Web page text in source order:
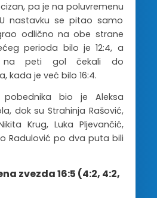
pa je na poluvremenu
nastavku se pitao samo
odlično na obe strane
perioda bilo je 12:4, a
na peti gol čekali do
kada je već bilo 16:4.
pobednika bio je Aleksa
dok su Strahinja Rašović,
Krug, Luka Pljevančić,
Radulović po dva puta bili
zvezda 16:5 (4:2, 4:2,